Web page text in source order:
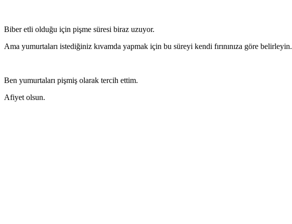
Biber etli olduğu için pişme süresi biraz uzuyor.
Ama yumurtaları istediğiniz kıvamda yapmak için bu süreyi kendi fırınınıza göre belirleyin.
Ben yumurtaları pişmiş olarak tercih ettim.
Afiyet olsun.